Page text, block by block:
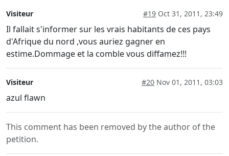
Visiteur #19 Oct 31, 2011, 23:49
Il fallait s'informer sur les vrais habitants de ces pays
d'Afrique du nord ,vous auriez gagner en
estime.Dommage et la comble vous diffamez!!!
Visiteur #20 Nov 01, 2011, 03:03
azul flawn
This comment has been removed by the author of the
petition.